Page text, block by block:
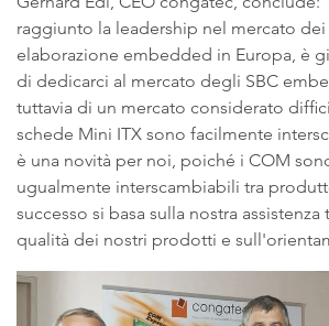
raggiunto la leadership nel mercato
elaborazione embedded in Europa, è
di dedicarci al mercato degli SBC
tuttavia di un mercato considerato
schede Mini ITX sono facilmente
è una novità per noi, poiché i COM
ugualmente interscambiabili tra
successo si basa sulla nostra assistenza
qualità dei nostri prodotti e